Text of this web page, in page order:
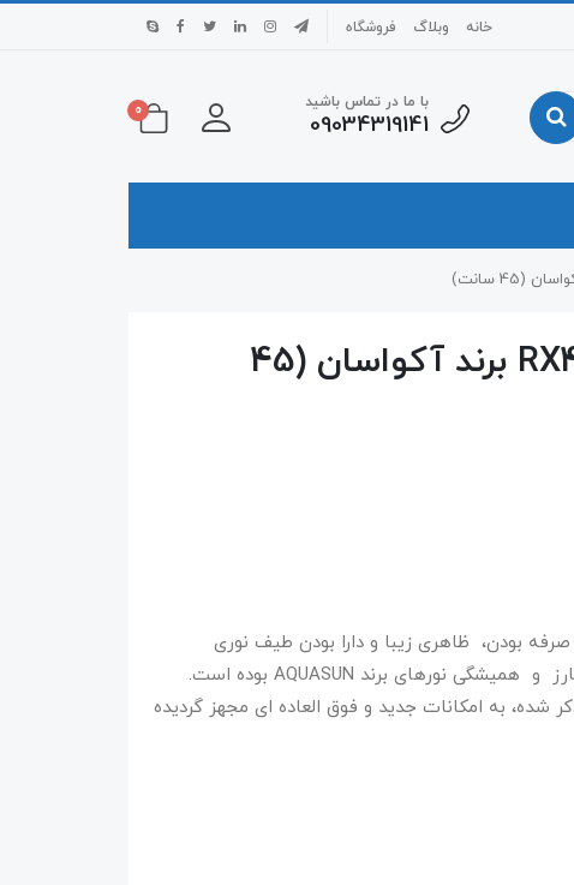
خانه وبلاگ فروشگاه
با ما در تماس باشید
09034319141
0
نور سری SOL مدل RX450 برند آکواسان (45
صرفه بودن، ظاهری زیبا و دارا بودن طیف نوری
مناسب گیاهان آکواریومی … از خصایص بارز و همیشگی نورهای برند AQUASUN بوده است.
شده، به امکانات جدید و فوق العاده ای مجهز گردیده